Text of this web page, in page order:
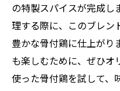
の特製スパイスが完成し
理する際に、このブレン
豊かな骨付鶏に仕上がり
も楽しむために、ぜひオ
使った骨付鶏を試して、